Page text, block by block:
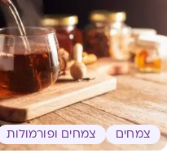
צמחים צמחים ופורמולות